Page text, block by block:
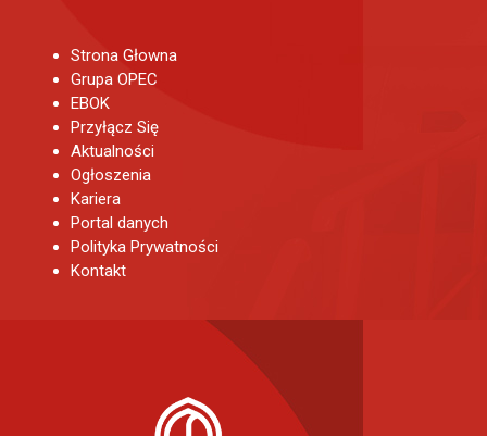
Strona Głowna
Grupa OPEC
EBOK
Przyłącz Się
Aktualności
Ogłoszenia
Kariera
Portal danych
Polityka Prywatności
Kontakt